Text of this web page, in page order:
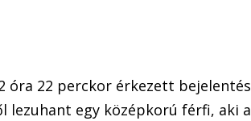
óra 22 perckor érkezett bejelentés
lezuhant egy középkorú férfi, aki a